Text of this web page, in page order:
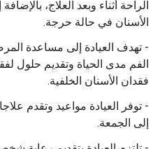
الراحة أثناء وبعد العلاج،
الأسنان في حالة حرجة.
- تهدف العيادة إلى مساعدة
الفم مدى الحياة وتقديم حلول
فقدان الأسنان الخلفية.
- توفر العيادة مواعيد وتقدم
إلى الجمعة.